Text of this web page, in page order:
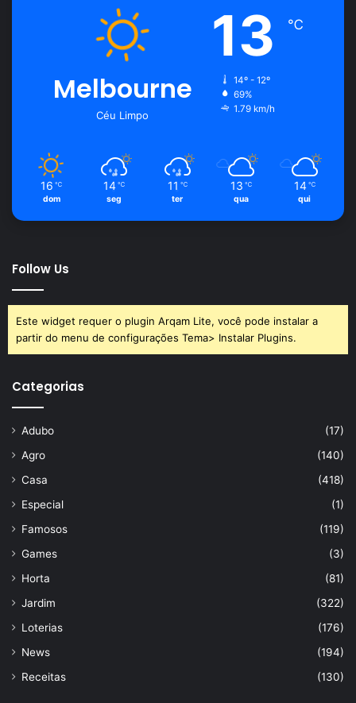
Melbourne
Céu Limpo
13 ℃
14º - 12º
69%
1.79 km/h
16 ℃
dom
14 ℃
seg
11 ℃
ter
13 ℃
qua
14 ℃
qui
Follow Us
Este widget requer o plugin Arqam Lite, você pode instalar a
partir do menu de configurações Tema> Instalar Plugins.
Categorias
Adubo
(17)
Agro
(140)
Casa
(418)
Especial
(1)
Famosos
(119)
Games
(3)
Horta
(81)
Jardim
(322)
Loterias
(176)
News
(194)
Receitas
(130)